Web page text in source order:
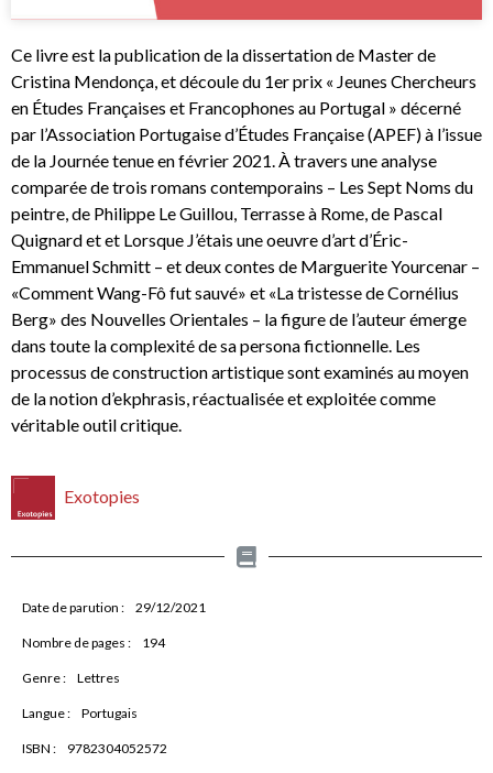
Ce livre est la publication de la dissertation de Master de
Cristina Mendonça, et découle du 1er prix « Jeunes Chercheurs
en Études Françaises et Francophones au Portugal » décerné
par l’Association Portugaise d’Études Française (APEF) à l’issue
de la Journée tenue en février 2021. À travers une analyse
comparée de trois romans contemporains – Les Sept Noms du
peintre, de Philippe Le Guillou, Terrasse à Rome, de Pascal
Quignard et et Lorsque J’étais une oeuvre d’art d’Éric-
Emmanuel Schmitt – et deux contes de Marguerite Yourcenar –
«Comment Wang-Fô fut sauvé» et «La tristesse de Cornélius
Berg» des Nouvelles Orientales – la figure de l’auteur émerge
dans toute la complexité de sa persona fictionnelle. Les
processus de constructionartistique sont examinés au moyen
de la notion d’ekphrasis, réactualisée et exploitée comme
véritable outil critique.
Exotopies
Date de parution : 29/12/2021
Nombre de pages : 194
Genre : Lettres
Langue : Portugais
ISBN : 9782304052572